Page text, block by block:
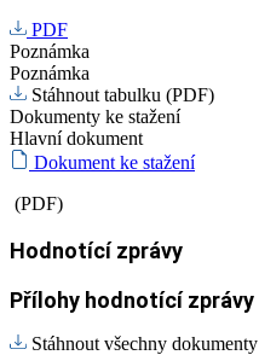
PDF
Poznámka
Poznámka
Stáhnout tabulku (PDF)
Dokumenty ke stažení
Hlavní dokument
Dokument ke stažení
(PDF)
Hodnotící zprávy
Přílohy hodnotící zprávy
Stáhnout všechny dokumenty